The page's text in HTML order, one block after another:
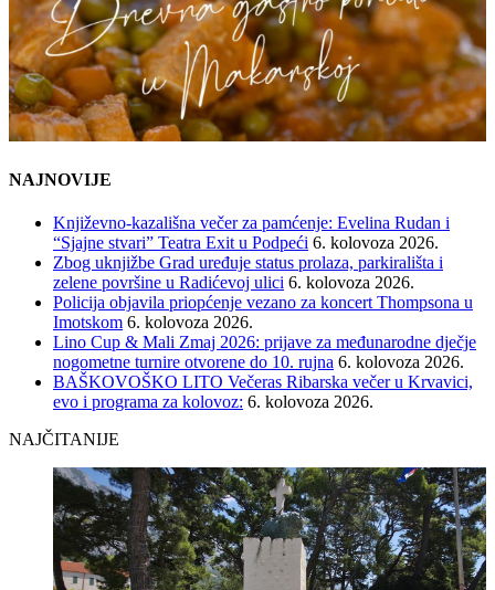
NAJNOVIJE
Književno-kazališna večer za pamćenje: Evelina Rudan i
“Sjajne stvari” Teatra Exit u Podpeći 6. kolovoza 2026.
Zbog uknjižbe Grad uređuje status prolaza, parkirališta i
zelene površine u Radićevoj ulici 6. kolovoza 2026.
Policija objavila priopćenje vezano za koncert Thompsona u
Imotskom 6. kolovoza 2026.
Lino Cup & Mali Zmaj 2026: prijave za međunarodne dječje
nogometne turnire otvorene do 10. rujna 6. kolovoza 2026.
BAŠKOVOŠKO LITO Večeras Ribarska večer u Krvavici,
evo i programa za kolovoz: 6. kolovoza 2026.
NAJČITANIJE